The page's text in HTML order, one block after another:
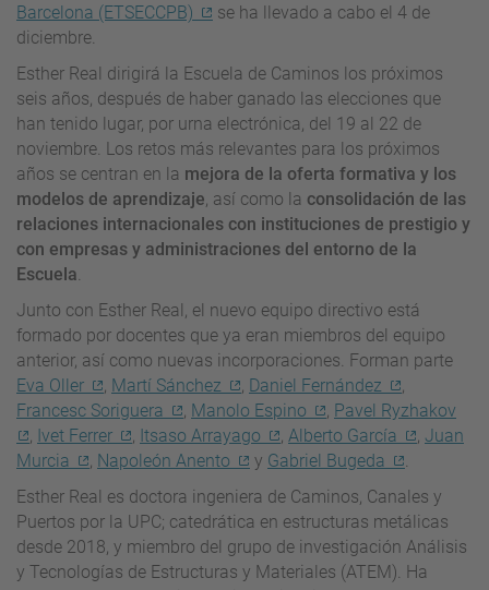
Barcelona (ETSECCPB)
se ha llevado a cabo el 4 de
diciembre.
Esther Real dirigirá la Escuela de Caminos los próximos
seis años, después de haber ganado las elecciones que
han tenido lugar, por urna electrónica, del 19 al 22 de
noviembre. Los retos más relevantes para los próximos
años se centran en la mejora de la oferta formativa y los
modelos de aprendizaje, así como la consolidación de las
relaciones internacionales con instituciones de prestigio y
con empresas y administraciones del entorno de la
Escuela.
Junto con Esther Real, el nuevo equipo directivo está
formado por docentes que ya eran miembros del equipo
anterior, así como nuevas incorporaciones. Forman parte
Eva Oller
, Martí Sánchez , Daniel Fernández
,
Francesc Soriguera
, Manolo Espino , Pavel Ryzhakov
, Ivet Ferrer , Itsaso Arrayago , Alberto García , Juan
Murcia
, Napoleón Anento y Gabriel Bugeda
.
Esther Real es doctora ingeniera de Caminos, Canales y
Puertos por la UPC; catedrática en estructuras metálicas
desde 2018, y miembro del grupo de investigación Análisis
y Tecnologías de Estructuras y Materiales (ATEM). Ha